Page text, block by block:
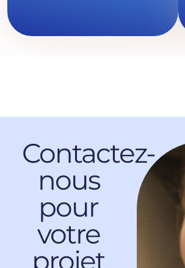
Contactez-
nous
pour
votre
projet